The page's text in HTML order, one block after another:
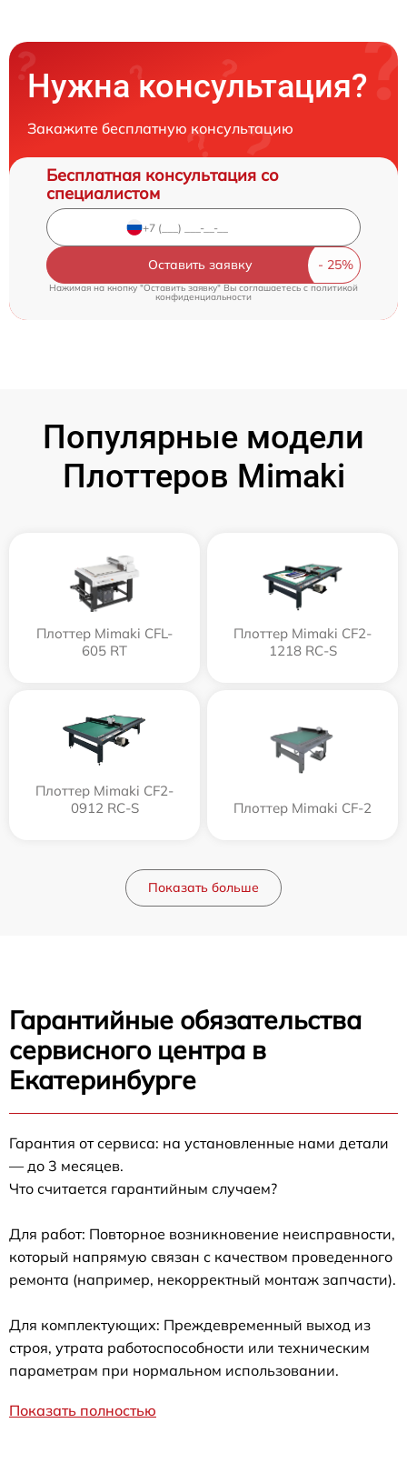
Нужна консультация?
Закажите бесплатную консультацию
Бесплатная консультация со
специалистом
Оставить заявку
Нажимая на кнопку "Оставить заявку" Вы соглашаетесь c политикой
конфиденциальности
Популярные модели
Плоттеров Mimaki
Плоттер Mimaki CFL-
605 RT
Плоттер Mimaki CF2-
1218 RC-S
Плоттер Mimaki CF2-
0912 RC-S
Плоттер Mimaki CF-2
Показать больше
Гарантийные обязательства
сервисного центра в
Екатеринбурге
Гарантия от сервиса: на установленные нами детали
— до 3 месяцев.
Что считается гарантийным случаем?
Для работ: Повторное возникновение неисправности,
который напрямую связан с качеством проведенного
ремонта (например, некорректный монтаж запчасти).
Для комплектующих: Преждевременный выход из
строя, утрата работоспособности или техническим
параметрам при нормальном использовании.
Показать полностью